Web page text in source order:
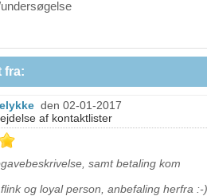
fra:
den 02-01-2017
af kontaktlister
samt betaling kom
og loyal person, anbefaling herfra :-